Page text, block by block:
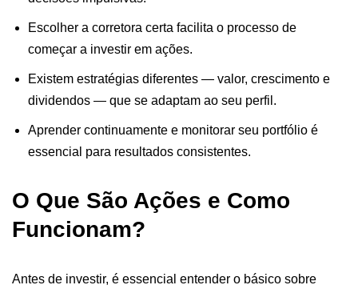
Escolher a corretora certa facilita o processo de
começar a investir em ações.
Existem estratégias diferentes — valor, crescimento e
dividendos — que se adaptam ao seu perfil.
Aprender continuamente e monitorar seu portfólio é
essencial para resultados consistentes.
O Que São Ações e Como
Funcionam?
Antes de investir, é essencial entender o básico sobre